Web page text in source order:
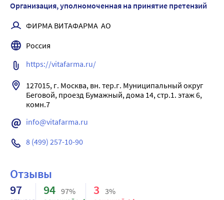
Организация, уполномоченная на принятие претензий
ФИРМА ВИТАФАРМА  АО
Россия
https://vitafarma.ru/
127015, г. Москва, вн. тер.г. Муниципальный округ
Беговой, проезд Бумажный, дома 14, стр.1. этаж 6,
info@vitafarma.ru
8 (499) 257-10-90
Отзывы
97
94 97% 3 3%